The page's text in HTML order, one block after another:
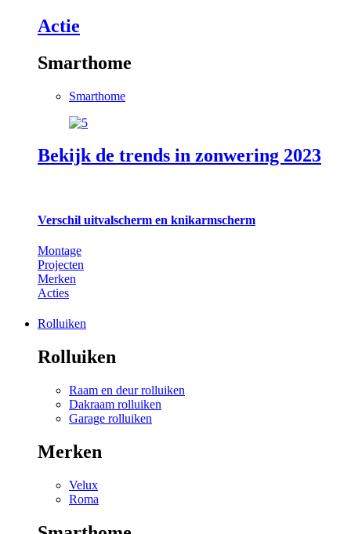
Actie
Smarthome
Smarthome
Bekijk de trends in zonwering 2023
Verschil uitvalscherm en knikarmscherm
Montage
Projecten
Merken
Acties
Rolluiken
Rolluiken
Raam en deur rolluiken
Dakraam rolluiken
Garage rolluiken
Merken
Velux
Roma